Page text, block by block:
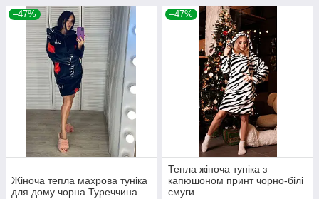
–47%
Жіноча тепла махрова туніка
для дому чорна Туреччина
–47%
Тепла жіноча туніка з
капюшоном принт чорно-білі
смуги